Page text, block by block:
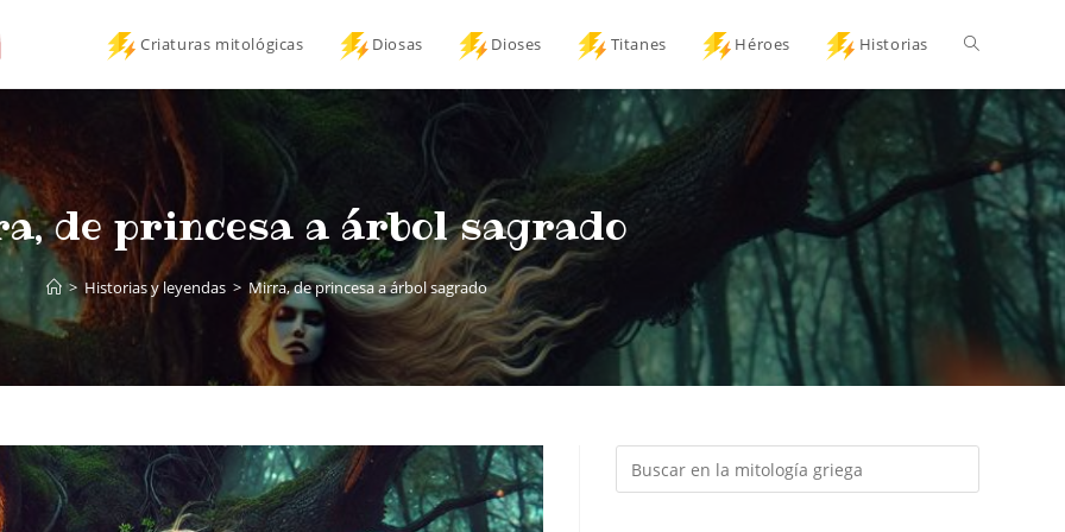
Criaturas mitológicas Diosas Dioses Titanes Héroes Historias
de princesa a árbol sagrado
> Historias y leyendas > Mirra, de princesa a árbol sagrado